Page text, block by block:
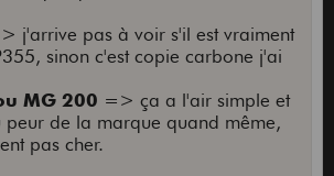
j'arrive pas à voir s'il est vraiment
sinon c'est copie carbone j'ai
MG 200 => ça a l'air simple et
peur de la marque quand même,
pas cher.